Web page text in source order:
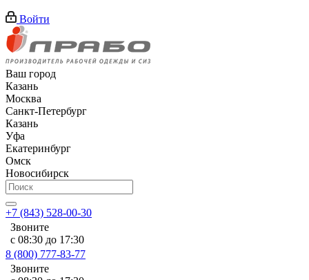
Войти
Ваш город
Казань
Москва
Санкт-Петербург
Казань
Уфа
Екатеринбург
Омск
Новосибирск
+7 (843) 528-00-30
Звоните
с 08:30 до 17:30
8 (800) 777-83-77
Звоните